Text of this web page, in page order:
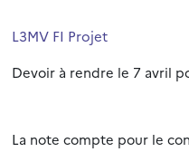
L3MV FI Projet
Devoir à rendre le 7 avril
La note compte pour le